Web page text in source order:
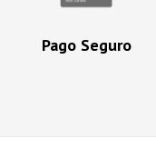
Pago Seguro